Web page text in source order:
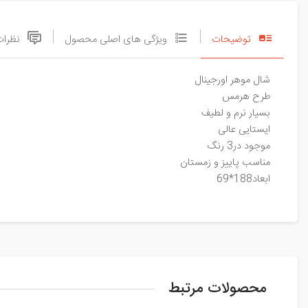
توضیحات ویژگی های اصلی محصول
شال موهر اورجینال
طرح هرمس
بسیار نرم و لطیف
ایستایی عالی
موجود در3 رنگ
مناسب پاییز و زمستان
ابعاد188*69
محصولات مرتبط